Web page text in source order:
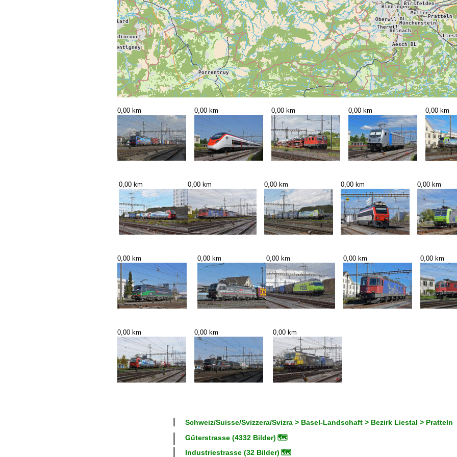
0,00 km 0,00 km 0,00 km 0,00 km 0,00 km
0,00 km 0,00 km 0,00 km 0,00 km 0,00 km
0,00 km 0,00 km 0,00 km 0,00 km 0,00 km
0,00 km 0,00 km 0,00 km
Schweiz/Suisse/Svizzera/Svizra > Basel-Landschaft > Bezirk Liestal > Pratteln
Güterstrasse (4332 Bilder) 🗺
Industriestrasse (32 Bilder) 🗺